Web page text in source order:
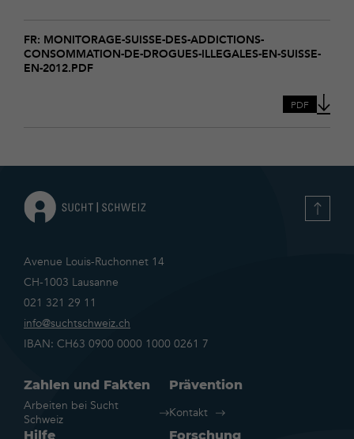
FR: MONITORAGE-SUISSE-DES-ADDICTIONS-
CONSOMMATION-DE-DROGUES-ILLEGALES-EN-SUISSE-
EN-2012.PDF
monitorage-
suisse-
des-
en-
en-
2012
PDF
Avenue Louis-Ruchonnet 14
CH-1003 Lausanne
021 321 29 11
info@suchtschweiz.ch
IBAN: CH63 0900 0000 1000 0261 7
Zahlen und Fakten
Arbeiten bei Sucht
Schweiz
Prävention
Kontakt
Hilfe
Forschung